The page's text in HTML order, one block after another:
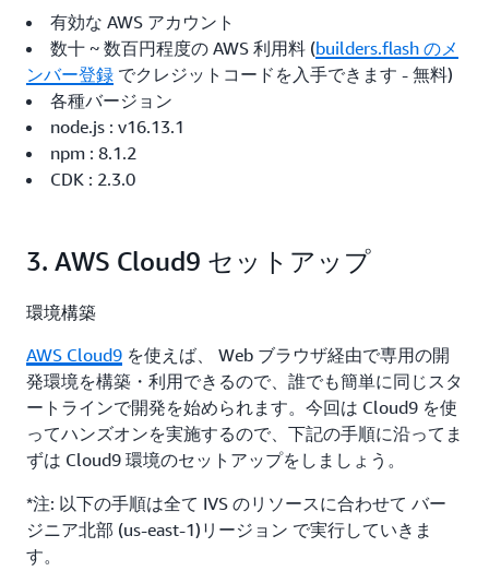
有効な AWS アカウント
数十 ~ 数百円程度の AWS 利用料 (builders.flash のメ
ンバー登録 でクレジットコードを入手できます - 無料)
各種バージョン
node.js : v16.13.1
npm : 8.1.2
CDK : 2.3.0
3. AWS Cloud9 セットアップ
環境構築
AWS Cloud9 を使えば、 Web ブラウザ経由で専用の開
発環境を構築・利用できるので、誰でも簡単に同じスタ
ートラインで開発を始められます。今回は Cloud9 を使
ってハンズオンを実施するので、下記の手順に沿ってま
ずは Cloud9 環境のセットアップをしましょう。
*注: 以下の手順は全て IVS のリソースに合わせて バー
ジニア北部 (us-east-1)リージョン で実行していきま
す。